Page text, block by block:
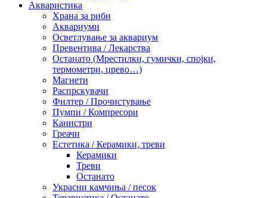
Акваристика
Храна за риби
Аквариуми
Осветлување за аквариум
Превентива / Лекарства
Останато (Мрестилки, гумички, спојки,
термометри, црево…)
Магнети
Распрскувачи
Филтер / Прочистување
Пумпи / Компресори
Канистри
Греачи
Естетика / Керамики, треви
Керамики
Треви
Останато
Украсни камчиња / песок